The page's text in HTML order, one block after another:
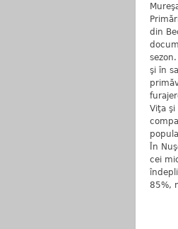
din
şi în
Viţa şi
În
cei
85%,